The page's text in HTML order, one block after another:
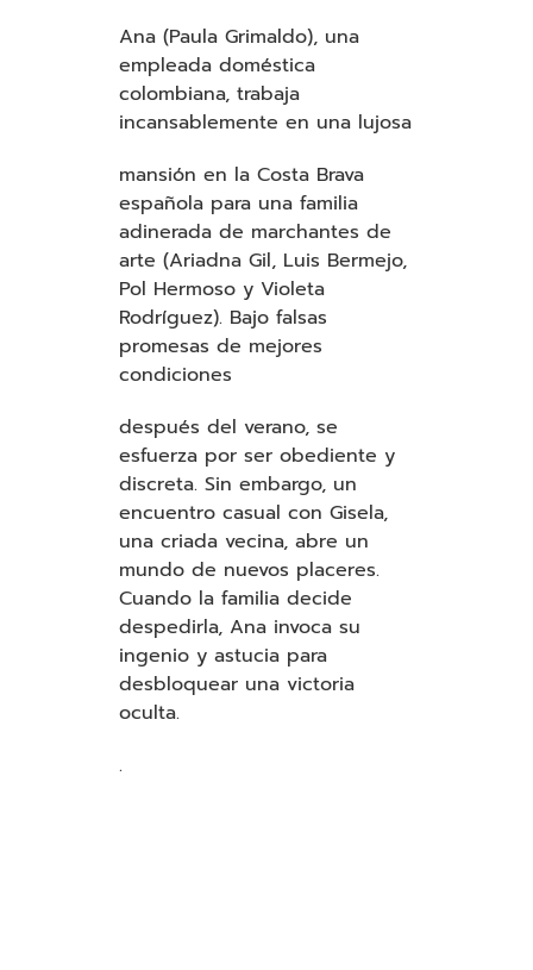
Ana (Paula Grimaldo), una
empleada doméstica
colombiana, trabaja
incansablemente en una lujosa
mansión en la Costa Brava
española para una familia
adinerada de marchantes de
arte (Ariadna Gil, Luis Bermejo,
Pol Hermoso y Violeta
Rodríguez). Bajo falsas
promesas de mejores
condiciones
después del verano, se
esfuerza por ser obediente y
discreta. Sin embargo, un
encuentro casual con Gisela,
una criada vecina, abre un
mundo de nuevos placeres.
Cuando la familia decide
despedirla, Ana invoca su
ingenio y astucia para
desbloquear una victoria
oculta.
.